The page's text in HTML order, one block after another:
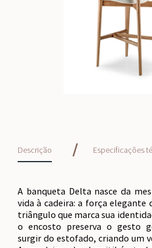
Descrição / Especificações
A banqueta Delta nasce da
vida à cadeira: a força elegante
triângulo que marca sua
o encosto preserva o gesto
surgir do estofado, criando um